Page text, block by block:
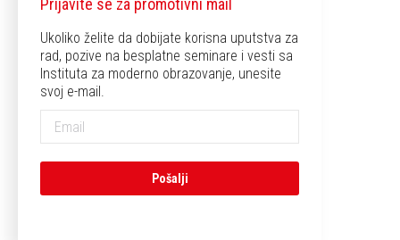
Prijavite se za promotivni mail
Ukoliko želite da dobijate korisna uputstva za
rad, pozive na besplatne seminare i vesti sa
Instituta za moderno obrazovanje, unesite
svoj e-mail.